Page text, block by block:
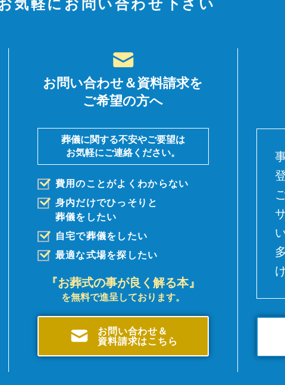
気軽にお問い合わせ下さい
お問い合わせ＆資料請求を
ご希望の方へ
葬儀に関する不安やご要望は
お気軽にご連絡ください。
費用のことがよくわからない
身内だけでひっそりと
葬儀を したい
自宅で葬儀をしたい
最適な式場を探したい
『お葬式の事が良く解る本』
を無料で進呈しております。
お問い合わせ＆
資料請求はこちら